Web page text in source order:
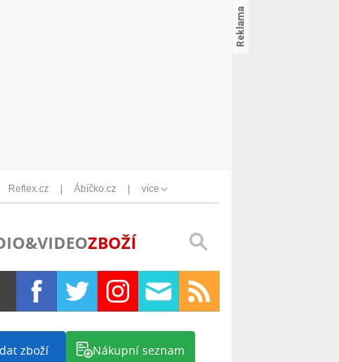
Reflex.cz Ábíčko.cz více
ZBOŽÍ
zboží Nákupní seznam